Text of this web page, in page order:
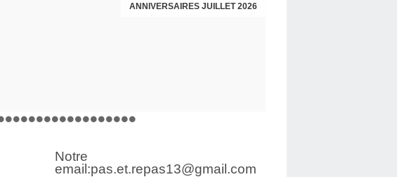
ANNIVERSAIRES JUILLET 2026
Notre
email:pas.et.repas13@gmail.com